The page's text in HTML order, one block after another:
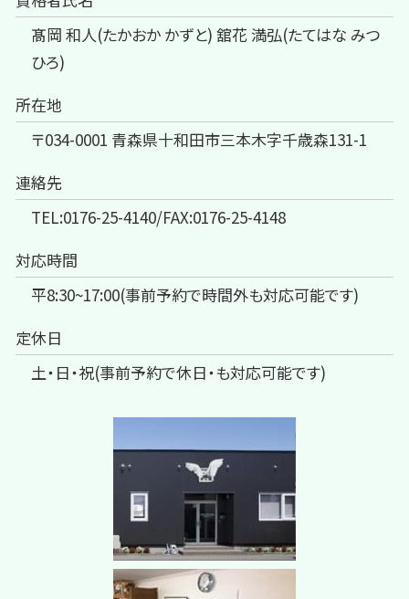
髙岡 和人(たかおか かずと) 舘花 満弘(たてはな みつ
ひろ)
所在地
〒034-0001 青森県十和田市三本木字千歳森131-1
連絡先
TEL:0176-25-4140/FAX:0176-25-4148
対応時間
平8:30~17:00(事前予約で時間外も対応可能です)
定休日
土・日・祝(事前予約で休日・も対応可能です)